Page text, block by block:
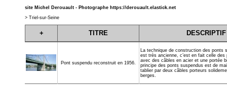
site Michel Derouault - Photographe https://derouault.elastick.net
> Triel-sur-Seine
+ TITRE DESCRIPTIF
Pont suspendu reconstruit en 1956.
La technique de construction des ponts
est très ancienne, c’est en fait celle
avec des câbles en acier et une portée
principe des ponts suspendus est de
tablier par deux câbles porteurs
berges.